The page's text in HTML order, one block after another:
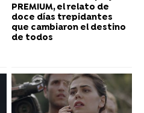
PREMIUM, el relato de
doce días trepidantes
que cambiaron el destino
de todos